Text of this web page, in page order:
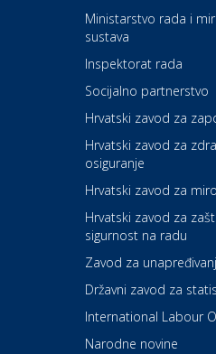
Kultura i edukacija
Kazalište ZKM
Auto-moto i tehnika
Zdravlje i osiguranje
Povoljnosti
Dental Sudar
Dom i dizajn
Euro-vrt –
Ministarstvo rada i
sustava
Inspektorat rada
Socijalno partnerstvo
Hrvatski zavod za
Hrvatski zavod za
osiguranje
Hrvatski zavod za
Hrvatski zavod za
sigurnost na radu
Zavod za
Državni zavod za
International Labour
Narodne novine